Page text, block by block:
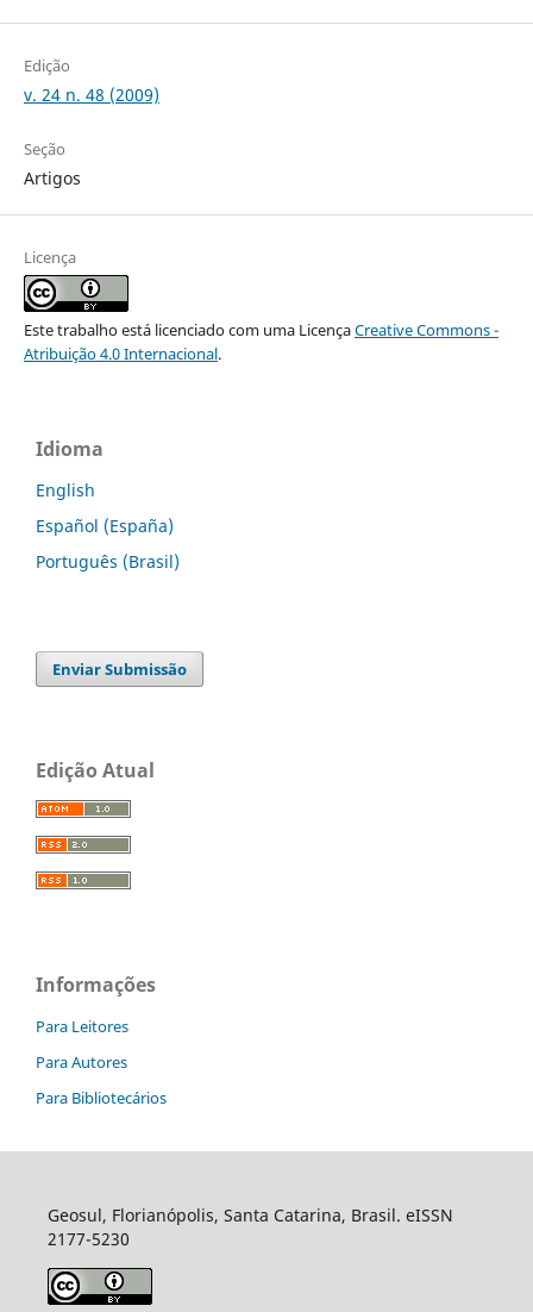
Edição
v. 24 n. 48 (2009)
Seção
Artigos
Licença
Este trabalho está licenciado com uma LicençaCreative Commons -
Atribuição 4.0 Internacional.
Idioma
English
Español (España)
Português (Brasil)
Enviar Submissão
Edição Atual
Informações
Para Leitores
Para Autores
Para Bibliotecários
Geosul, Florianópolis, Santa Catarina, Brasil. eISSN
2177-5230